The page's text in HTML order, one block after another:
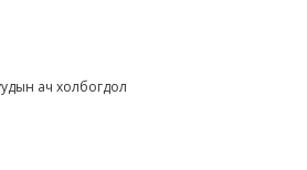
ач холбогдол